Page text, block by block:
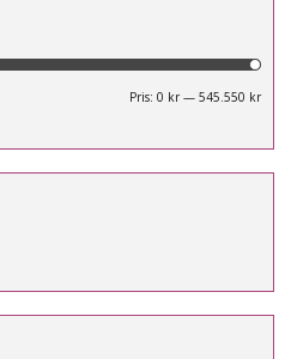
Pris:0 kr —545.550 kr